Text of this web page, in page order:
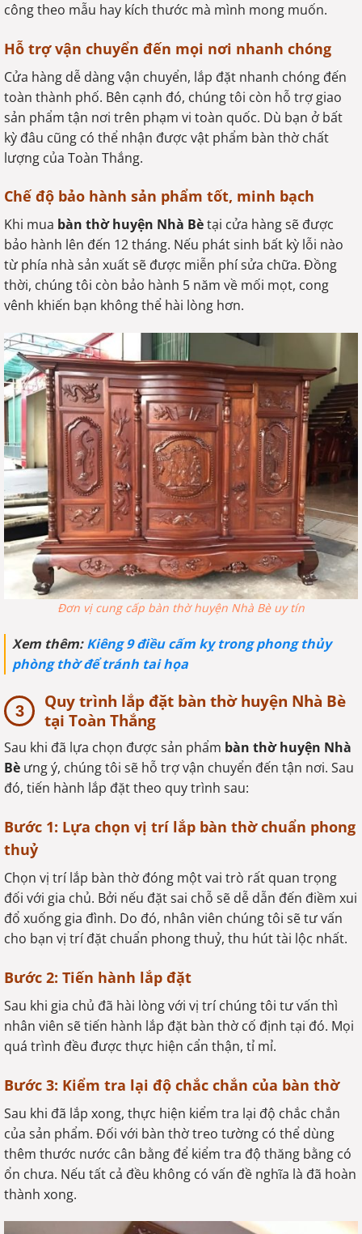
công theo mẫu hay kích thước mà mình mong muốn.
Hỗ trợ vận chuyển đến mọi nơi nhanh chóng
Cửa hàng dễ dàng vận chuyển, lắp đặt nhanh chóng đến
toàn thành phố. Bên cạnh đó, chúng tôi còn hỗ trợ giao
sản phẩm tận nơi trên phạm vi toàn quốc. Dù bạn ở bất
kỳ đâu cũng có thể nhận được vật phẩm bàn thờ chất
lượng của Toàn Thắng.
Chế độ bảo hành sản phẩm tốt, minh bạch
Khi mua bàn thờ huyện Nhà Bètại cửa hàng sẽ được
bảo hành lên đến 12 tháng. Nếu phát sinh bất kỳ lỗi nào
từ phía nhà sản xuất sẽ được miễn phí sửa chữa. Đồng
thời, chúng tôi còn bảo hành 5 năm về mối mọt, cong
vênh khiến bạn không thể hài lòng hơn.
Đơn vị cung cấp bàn thờ huyện Nhà Bè uy tín
Xem thêm:Kiêng 9 điều cấm kỵ trong phong thủy
phòng thờ để tránh tai họa
Quy trình lắp đặt bàn thờ huyện Nhà Bè
tại Toàn Thắng
Sau khi đã lựa chọn được sản phẩm bàn thờ huyện Nhà
Bè ưng ý, chúng tôi sẽ hỗ trợ vận chuyển đến tận nơi. Sau
đó, tiến hành lắp đặt theo quy trình sau:
Bước 1: Lựa chọn vị trí lắp bàn thờ chuẩn phong
thuỷ
Chọn vị trí lắp bàn thờ đóng một vai trò rất quan trọng
đối với gia chủ. Bởi nếu đặt sai chỗ sẽ dễ dẫn đến điềm xui
đổ xuống gia đình. Do đó, nhân viên chúng tôi sẽ tư vấn
cho bạn vị trí đặt chuẩn phong thuỷ, thu hút tài lộc nhất.
Bước 2: Tiến hành lắp đặt
Sau khi gia chủ đã hài lòng với vị trí chúng tôi tư vấn thì
nhân viên sẽ tiến hành lắp đặt bàn thờ cố định tại đó. Mọi
quá trình đều được thực hiện cẩn thận, tỉ mỉ.
Bước 3: Kiểm tra lại độ chắc chắn của bàn thờ
Sau khi đã lắp xong, thực hiện kiểm tra lại độ chắc chắn
của sản phẩm. Đối với bàn thờ treo tường có thể dùng
thêm thước nước cân bằng để kiểm tra độ thăng bằng có
ổn chưa. Nếu tất cả đều không có vấn đề nghĩa là đã hoàn
thành xong.